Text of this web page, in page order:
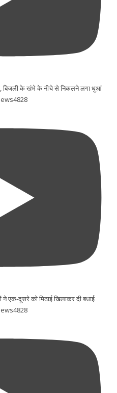
बिजली के खंभे के नीचे से निकलने लगा धुआं
ने एक-दूसरे को मिठाई खिलाकर दी बधाई